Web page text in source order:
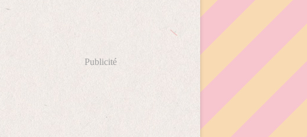
Publicité